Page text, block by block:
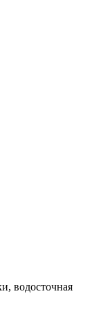
водосточная